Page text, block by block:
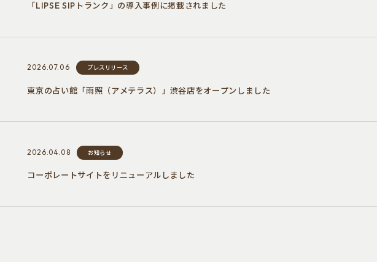
「LIPSE SIPトランク」の導入事例に掲載されました
2026.07.06 プレスリリース
東京の占い館「雨照（アメテラス）」渋谷店をオープンしました
2026.04.08 お知らせ
コーポレートサイトをリニューアルしました